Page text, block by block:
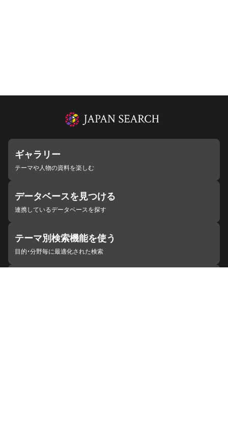
ギャラリー
テーマや人物の資料を楽しむ
データベースを見つける
連携しているデータベースを探す
テーマ別検索機能を使う
目的・分野毎に最適化された検索